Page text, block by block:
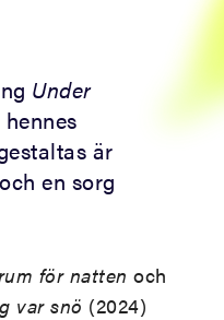
Under
är
en sorg
för natten och
var snö (2024)